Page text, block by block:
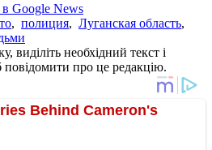
Google News
, полиция, Луганская область,
необхідний текст і
про це редакцію.